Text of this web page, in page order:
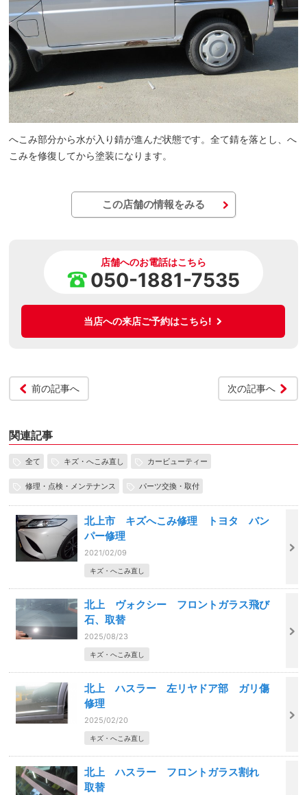
へこみ部分から水が入り錆が進んだ状態です。全て錆を落とし、へ
こみを修復してから塗装になります。
この店舗の情報をみる
店舗へのお電話はこちら
050-1881-7535
当店への来店ご予約はこちら!
前の記事へ 次の記事へ
関連記事
全て キズ・へこみ直し カービューティー
修理・点検・メンテナンス パーツ交換・取付
北上市 キズへこみ修理 トヨタ バン
パー修理
2021/02/09
キズ・へこみ直し
北上 ヴォクシー フロントガラス飛び
石、取替
2025/08/23
キズ・へこみ直し
北上 ハスラー 左リヤドア部 ガリ傷
修理
2025/02/20
キズ・へこみ直し
北上 ハスラー フロントガラス割れ
取替